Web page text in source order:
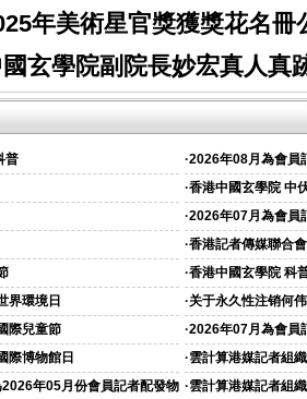
年美術星官獎獲獎花名冊
玄學院副院長妙宏真人真
普 ·2026年08月為會員
·香港中國玄學院 中
·2026年07月為會員
·香港記者傳媒聯合
資的通知
·香港中國玄學院 科
界環境日 ·关于永久性注销何
際兒童節 ·2026年07月為會員
通知
際博物館日 ·雲計算港媒記者組
年05月份會員記者配發物 ·雲計算港媒記者組